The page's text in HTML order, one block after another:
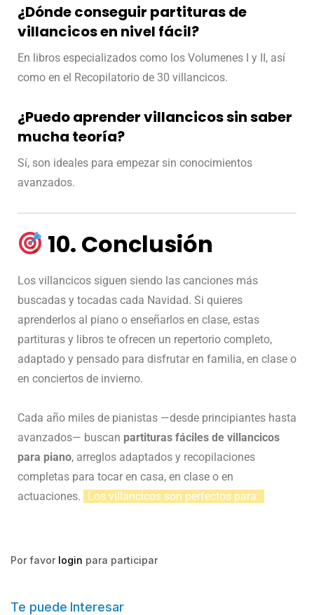
¿Dónde conseguir partituras de
villancicos en nivel fácil?
En libros especializados como los Volumenes I y II, así
como en el Recopilatorio de 30 villancicos.
¿Puedo aprender villancicos sin saber
mucha teoría?
Sí, son ideales para empezar sin conocimientos
avanzados.
10. Conclusión
Los villancicos siguen siendo las canciones más
buscadas y tocadas cada Navidad. Si quieres
aprenderlos al piano o enseñarlos en clase, estas
partituras y libros te ofrecen un repertorio completo,
adaptado y pensado para disfrutar en familia, en clase o
en conciertos de invierno.
Cada año miles de pianistas —desde principiantes hasta
avanzados— buscan partituras fáciles de villancicos
para piano, arreglos adaptados y recopilaciones
completas para tocar en casa, en clase o en
actuaciones.
Los villancicos son perfectos para:
Por favor login para participar
Te puede Interesar